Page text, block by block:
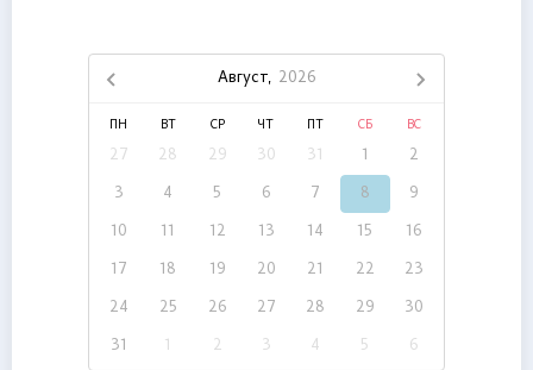
Август, 2026
ПН ВТ СР ЧТ СБ ВС
27 28 29 30 31 1 2
3 4 5 6 7 8 9
10 11 12 13 14 15 16
17 18 19 20 21 22 23
24 25 26 27 28 29 30
31 1 2 3 4 5 6